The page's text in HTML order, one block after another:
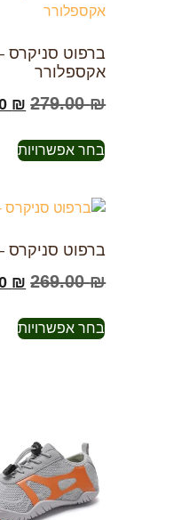
ברפוט סניקרס
אקספלורר
279.00₪
₪
בחר אפשרויות
ברפוט סניקרס
269.00₪
₪
בחר אפשרויות